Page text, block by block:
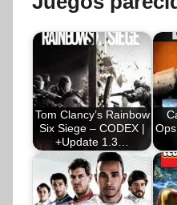
Tom Clancy’s Rainbow
Six Siege – CODEX |
+Update 1.3…